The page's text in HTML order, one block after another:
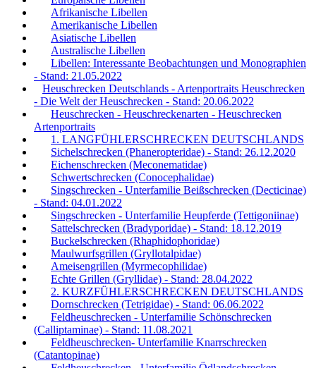
Afrikanische Libellen
Amerikanische Libellen
Asiatische Libellen
Australische Libellen
Libellen: Interessante Beobachtungen und Monographien
- Stand: 21.05.2022
Heuschrecken Deutschlands - Artenportraits Heuschrecken
- Die Welt der Heuschrecken - Stand: 20.06.2022
Heuschrecken - Heuschreckenarten - Heuschrecken
Artenportraits
1. LANGFÜHLERSCHRECKEN DEUTSCHLANDS
Sichelschrecken (Phaneropteridae) - Stand: 26.12.2020
Eichenschrecken (Meconematidae)
Schwertschrecken (Conocephalidae)
Singschrecken - Unterfamilie Beißschrecken (Decticinae)
- Stand: 04.01.2022
Singschrecken - Unterfamilie Heupferde (Tettigoniinae)
Sattelschrecken (Bradyporidae) - Stand: 18.12.2019
Buckelschrecken (Rhaphidophoridae)
Maulwurfsgrillen (Gryllotalpidae)
Ameisengrillen (Myrmecophilidae)
Echte Grillen (Gryllidae) - Stand: 28.04.2022
2. KURZFÜHLERSCHRECKEN DEUTSCHLANDS
Dornschrecken (Tetrigidae) - Stand: 06.06.2022
Feldheuschrecken - Unterfamilie Schönschrecken
(Calliptaminae) - Stand: 11.08.2021
Feldheuschrecken- Unterfamilie Knarrschrecken
(Catantopinae)